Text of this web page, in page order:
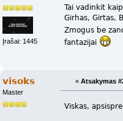
Įrašai: 1445
Tai vadinkit
Girhas, Girtas,
Zmogus be
fantazijai
visoks
Master
« Atsakymas
Viskas,